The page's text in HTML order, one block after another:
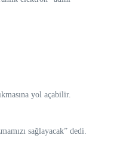
yol açabilir.
sağlayacak” dedi.